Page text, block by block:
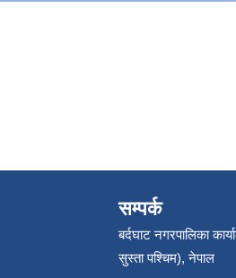
सम्पर्क
बर्दघाट नगरपालिका
सुस्ता पश्चिम), नेपाल